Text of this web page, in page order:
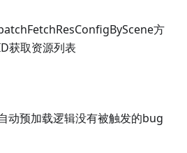
方
获取资源列表
动预加载逻辑没有被触发的bug